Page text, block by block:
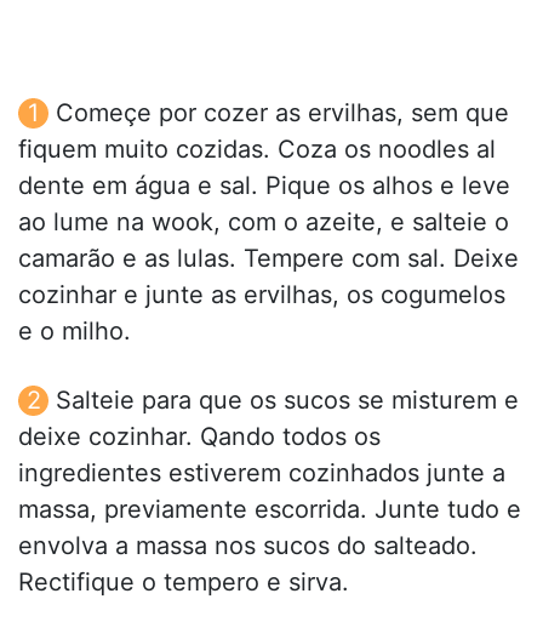
Começe por cozer as ervilhas, sem que
fiquem muito cozidas. Coza os noodles al
dente em água e sal. Pique os alhos e leve
ao lume na wook, com o azeite, e salteie o
camarão e as lulas. Tempere com sal. Deixe
cozinhar e junte as ervilhas, os cogumelos
e o milho.
Salteie para que os sucos se misturem e
deixe cozinhar. Qando todos os
ingredientes estiverem cozinhados junte a
massa, previamente escorrida. Junte tudo e
envolva a massa nos sucos do salteado.
Rectifique o tempero e sirva.